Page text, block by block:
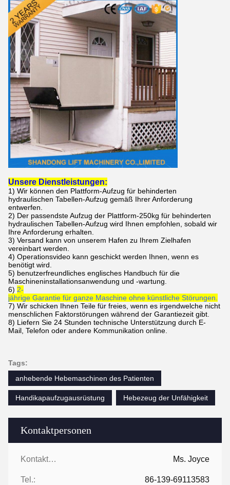
Kontaktpersonen
Kontaktpersonen: Ms. Joyce
Tel.: 86-139-69113583
Unsere Dienstleistungen:
1) Wir können den Plattform-Aufzug für behinderten
hydraulischen Tabellen-Aufzug gemäß Ihrer Anforderung
entwerfen.
2) Der passendsteAufzug der Plattform-250kg für behinderten
hydraulischen Tabellen-Aufzug wird Ihnen empfohlen, sobald wir
Ihre Anforderung erhalten.
3) Versand kann von unserem Hafen zu Ihrem Zielhafen
vereinbart werden.
4) Operationsvideo kann geschickt werden Ihnen, wenn es
benötigt wird.
5) benutzerfreundliches englisches Handbuch für die
Maschineninstallationsanwendung und -wartung.
6) 2-
jährige Garantie für ganze Maschine ohne künstliche Störungen.
7) Wir schicken Ihnen Teile für freies, wenn es irgendwelche nicht
menschlichen Faktorstörungen während der Garantiezeit gibt.
8) Liefern Sie 24 Stunden technische Unterstützung durch E-
Mail, Telefon oder andere Kommunikation online.
Tags:
anhebende Hebemaschinen des Patienten
Handikapaufzugausrüstung Hebezeug der Unfähigkeit